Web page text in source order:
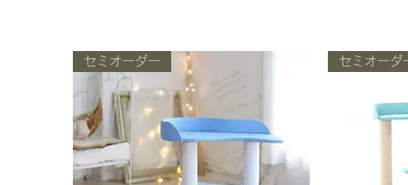
セミオーダー セミオーダ